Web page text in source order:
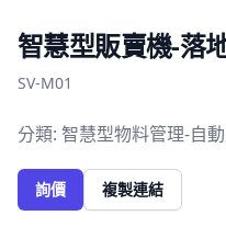
智慧型販賣機-落
SV-M01
分類: 智慧型物料管理-自
詢價 複製連結